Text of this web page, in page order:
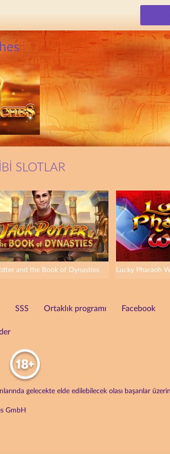
SLOTLAR
and the Book of Dynasties Lucky Pharaoh
SSS Ortaklık programı Facebook
gelecekte elde edilebilecek olası başarılar
GmbH